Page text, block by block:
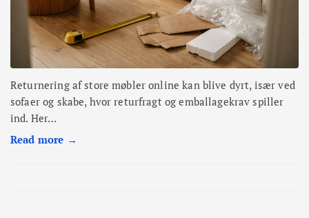
Returnering af store møbler online kan blive dyrt, især ved
sofaer og skabe, hvor returfragt og emballagekrav spiller
ind. Her…
Read more →